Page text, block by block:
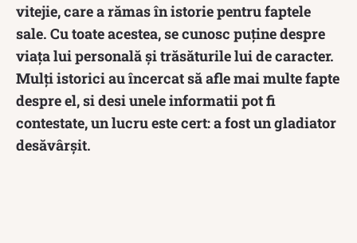
vitejie, care a rămas în istorie pentru faptele
sale. Cu toate acestea, se cunosc puține despre
viața lui personală și trăsăturile lui de caracter.
Mulți istorici au încercat să afle mai multe fapte
despre el, si desi unele informatii pot fi
contestate, un lucru este cert: a fost un gladiator
desăvârșit.